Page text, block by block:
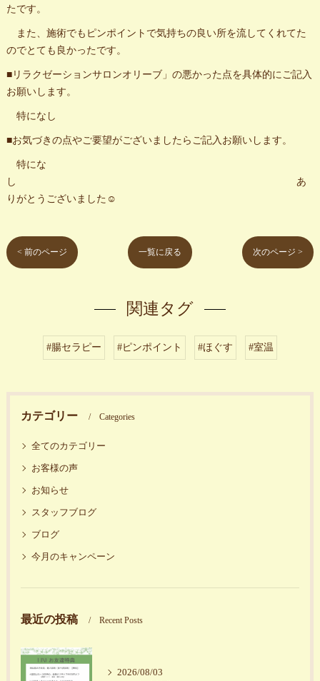
たです。
また、施術でもピンポイントで気持ちの良い所を流してくれてた
のでとても良かったです。
■リラクゼーションサロンオリーブ」の悪かった点を具体的にご記入
お願いします。
特になし
■お気づきの点やご要望がございましたらご記入お願いします。
特にな
し あ
りがとうございました☺
< 前のページ 一覧に戻る 次のページ >
関連タグ
#腸セラピー #ピンポイント #ほぐす #室温
カテゴリー Categories
全てのカテゴリー
お客様の声
お知らせ
スタッフブログ
ブログ
今月のキャンペーン
最近の投稿 Recent Posts
2026/08/03